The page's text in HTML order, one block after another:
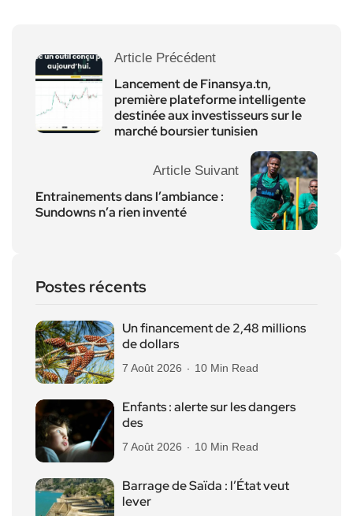
Article Précédent
Lancement de Finansya.tn,
première plateforme intelligente
destinée aux investisseurs sur le
marché boursier tunisien
Article Suivant
Entrainements dans l’ambiance :
Sundowns n’a rien inventé
Postes récents
Un financement de 2,48 millions
de dollars
7 Août 2026 10 Min Read
Enfants : alerte sur les dangers
des
7 Août 2026 10 Min Read
Barrage de Saïda : l’État veut
lever